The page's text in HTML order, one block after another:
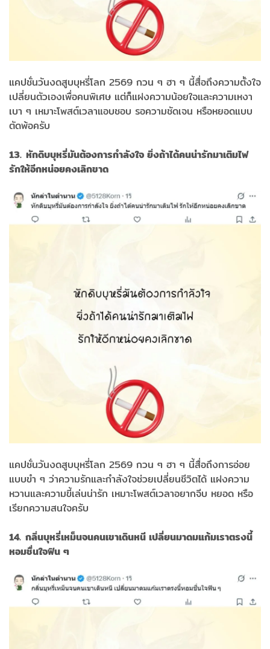
แคปชั่นวันงดสูบบุหรี่โลก 2569 กวน ๆ ฮา ๆ นี้สื่อถึงความตั้งใจ
เปลี่ยนตัวเองเพื่อคนพิเศษ แต่ก็แฝงความน้อยใจและความเหงา
เบา ๆ เหมาะโพสต์เวลาแอบชอบ รอความชัดเจน หรือหยอดแบบ
ตัดพ้อครับ
13. หักดิบบุหรี่มันต้องการกำลังใจ ยิ่งถ้าได้คนน่ารักมาเติมไฟ
รักให้อีกหน่อยคงเลิกขาด
แคปชั่นวันงดสูบบุหรี่โลก 2569 กวน ๆ ฮา ๆ นี้สื่อถึงการอ่อย
แบบขำ ๆ ว่าความรักและกำลังใจช่วยเปลี่ยนชีวิตได้ แฝงความ
หวานและความขี้เล่นน่ารัก เหมาะโพสต์เวลาอยากจีบ หยอด หรือ
เรียกความสนใจครับ
14. กลิ่นบุหรี่เหม็นจนคนเขาเดินหนี เปลี่ยนมาดมแก้มเราตรงนี้
หอมชื่นใจฟิน ๆ